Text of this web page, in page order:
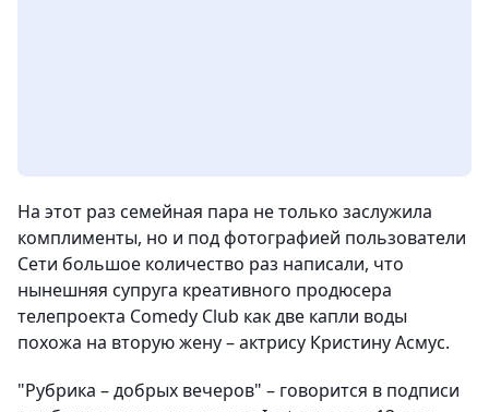
На этот раз семейная пара не только заслужила
комплименты, но и под фотографией пользователи
Сети большое количество раз написали, что
нынешняя супруга креативного продюсера
телепроекта Comedy Club как две капли воды
похожа на вторую жену – актрису Кристину Асмус.
"Рубрика – добрых вечеров" – говорится в подписи